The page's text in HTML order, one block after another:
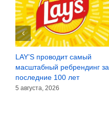
LAY’S проводит самый
масштабный ребрендинг за
последние 100 лет
5 августа, 2026